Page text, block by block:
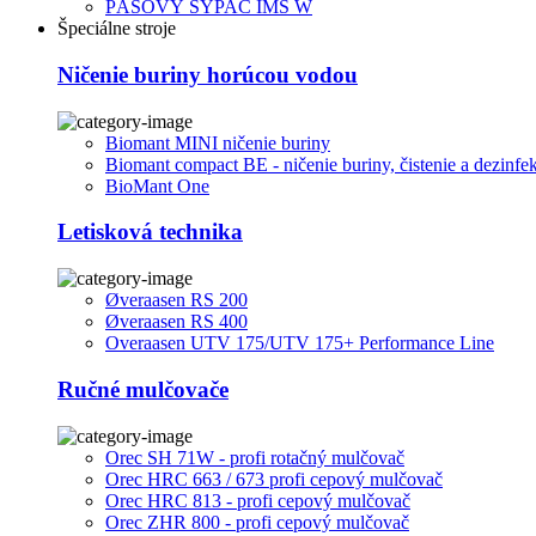
PÁSOVÝ SYPAČ IMS W
Špeciálne stroje
Ničenie buriny horúcou vodou
Biomant MINI ničenie buriny
Biomant compact BE - ničenie buriny, čistenie a
BioMant One
Letisková technika
Øveraasen RS 200
Øveraasen RS 400
Overaasen UTV 175/UTV 175+ Performance Line
Ručné mulčovače
Orec SH 71W - profi rotačný mulčovač
Orec HRC 663 / 673 profi cepový mulčovač
Orec HRC 813 - profi cepový mulčovač
Orec ZHR 800 - profi cepový mulčovač